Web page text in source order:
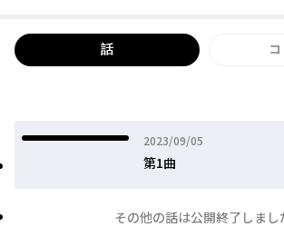
話
2023/09/05
2023年09月05日
第1曲
その他の話は公開終了しまし